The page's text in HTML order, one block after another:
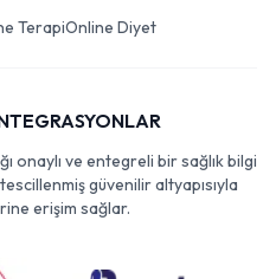
TerapiOnline Diyet
onaylı ve entegreli bir sağlık bilgi
güvenilir altyapısıyla
erişim sağlar.